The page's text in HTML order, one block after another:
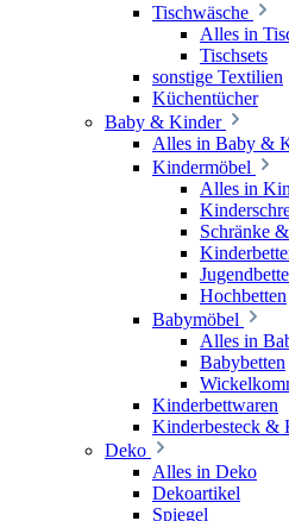
Tischwäsche
Alles in
Tischsets
sonstige Textilien
Küchentücher
Baby & Kinder
Alles in Baby &
Kindermöbel
Alles in
Schränke
Hochbetten
Babymöbel
Alles in
Babybetten
Kinderbettwaren
Kinderbesteck &
Deko
Alles in Deko
Dekoartikel
Spiegel